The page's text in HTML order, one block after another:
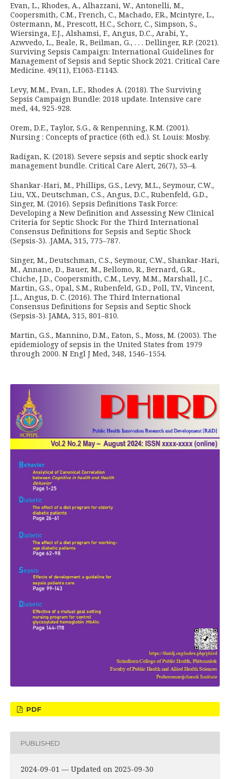
Evan, L., Rhodes, A., Alhazzani, W., Antonelli, M.,
Coopersmith, C.M., French, C., Machado, F.R., Mcintyre, L.,
Ostermann, M., Prescott, H.C., Schorr, C., Simpson, S.,
Wiersinga, E.J., Alshamsi, F., Angus, D.C., Arabi, Y.,
Azwvedo, L., Beale, R., Beilman, G., . . . Dellinger, R.P. (2021).
Surviving Sepsis Campaign: International Guidelines for
Management of Sepsis and Septic Shock 2021. Critical Care
Medicine. 49(11), E1063-E1143.
Levy, M.M., Evan, L.E., Rhodes A. (2018). The Surviving
Sepsis Campaign Bundle: 2018 update. Intensive care
med, 44, 925-928.
Orem, D.E., Taylor, S.G., & Renpenning, K.M. (2001).
Nursing : Concepts of practice (6th ed.). St. Louis: Mosby.
Radigan, K. (2018). Severe sepsis and septic shock early
management bundle. Critical Care Alert, 26(7), 53–4.
Shankar-Hari, M., Phillips, G.S., Levy, M.L., Seymour, C.W.,
Liu, V.X., Deutschman, C.S., Angus, D.C., Rubenfeld, G.D.,
Singer, M. (2016). Sepsis Definitions Task Force:
Developing a New Definition and Assessing New Clinical
Criteria for Septic Shock: For the Third International
Consensus Definitions for Sepsis and Septic Shock
(Sepsis-3). .JAMA, 315, 775–787.
Singer, M., Deutschman, C.S., Seymour, C.W., Shankar-Hari,
M., Annane, D., Bauer, M., Bellomo, R., Bernard, G.R.,
Chiche, J.D., Coopersmith, C.M., Levy, M.M., Marshall, J.C.,
Martin, G.S., Opal, S.M., Rubenfeld, G.D., Poll, T.V., Vincent,
J.L., Angus, D. C. (2016). The Third International
Consensus Definitions for Sepsis and Septic Shock
(Sepsis-3). JAMA, 315, 801–810.
Martin, G.S., Mannino, D.M., Eaton, S., Moss, M. (2003). The
epidemiology of sepsis in the United States from 1979
through 2000. N Engl J Med, 348, 1546–1554.
PDF
PUBLISHED
2024-09-01 — Updated on 2025-09-30